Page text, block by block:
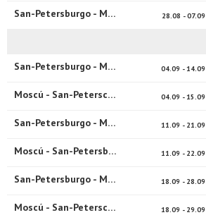
San-Petersburgo - Moscú 28.08 - 07.09
San-Petersburgo - Moscú
04.09 - 14.09
Moscú - San-Peterscburgo 04.09 - 15.09
San-Petersburgo - Moscú 11.09 - 21.09
Moscú - San-Petersburgo 11.09 - 22.09
San-Petersburgo - Moscú 18.09 - 28.09
Moscú - San-Peterscburgo 18.09 - 29.09